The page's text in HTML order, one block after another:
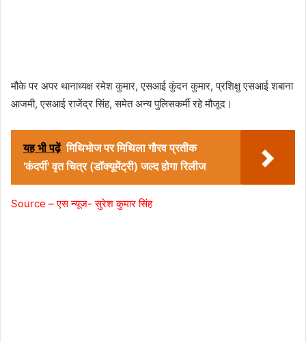
मौके पर अपर थानाध्यक्ष रमेश कुमार, एसआई कुंदन कुमार, प्रशिक्षु एसआई शबाना
आजमी, एसआई राजेंद्र सिंह, समेत अन्य पुलिसकर्मी रहे मौजूद।
यह भी पढ़ें मिथिभोज पर मिथिला गौरव प्रतीक
'कंदर्पी' वृत चित्र (डॉक्यूमेंट्री) जल्द होगा रिलीज
Source – एस न्यूज- सुरेश कुमार सिंह